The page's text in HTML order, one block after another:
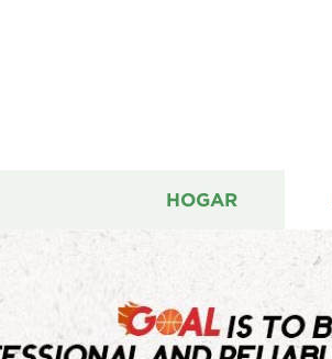
HOGAR